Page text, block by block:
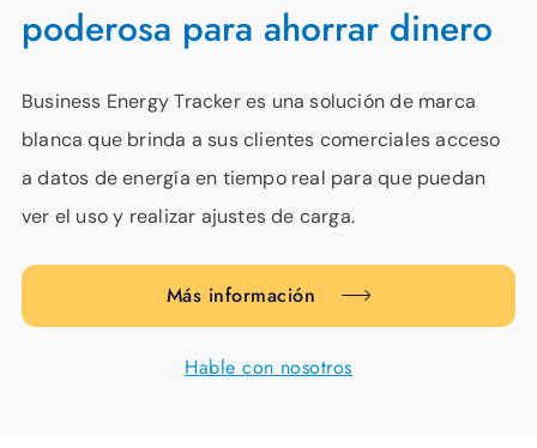
poderosa para ahorrar dinero
Business Energy Tracker es una solución de marca
blanca que brinda a sus clientes comerciales acceso
a datos de energía en tiempo real para que puedan
ver el uso y realizar ajustes de carga.
Más información
Hable con nosotros